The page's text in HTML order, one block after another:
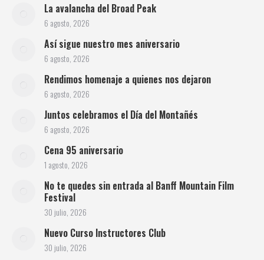
La avalancha del Broad Peak
6 agosto, 2026
Así sigue nuestro mes aniversario
6 agosto, 2026
Rendimos homenaje a quienes nos dejaron
6 agosto, 2026
Juntos celebramos el Día del Montañés
6 agosto, 2026
Cena 95 aniversario
1 agosto, 2026
No te quedes sin entrada al Banff Mountain Film
Festival
30 julio, 2026
Nuevo Curso Instructores Club
30 julio, 2026